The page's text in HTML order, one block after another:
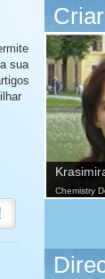
sua
Chemistry